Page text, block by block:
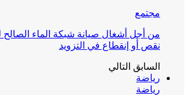
مجتمع
من أجل أشغال صيانة شبكة الماء
نقص أو إنقطاع في التزويد
السابق التالي
رياضة
رياضة